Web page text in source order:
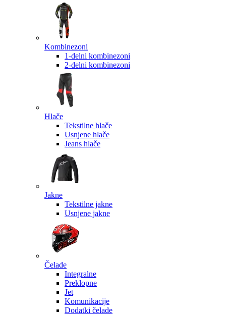
Kombinezoni
1-delni kombinezoni
2-delni kombinezoni
Hlače
Tekstilne hlače
Usnjene hlače
Jeans hlače
Jakne
Tekstilne jakne
Usnjene jakne
Čelade
Integralne
Preklopne
Jet
Komunikacije
Dodatki čelade